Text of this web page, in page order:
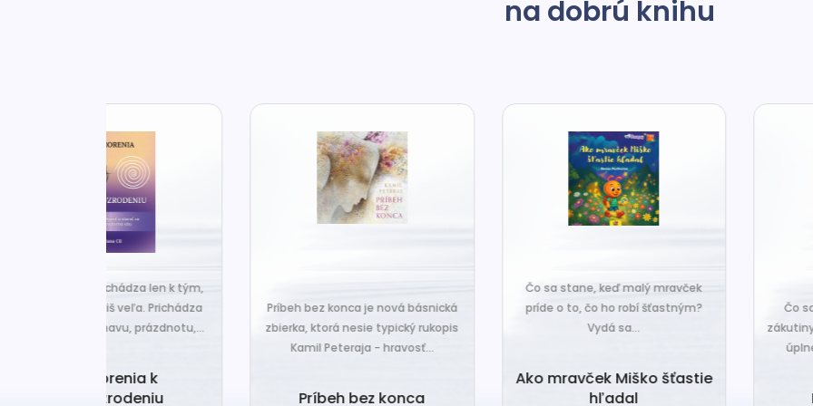
na dobrú knihu
Príbeh bez konca je nová básnická
zbierka, ktorá nesie typický rukopis
Kamil Peteraja - hravosť...
Čo sa stane, keď malý mravček
príde o to, čo ho robí šťastným?
Vydá sa...
Ako mravček Miško šťastie
Čo sa stane, keď sa do
zákutiny škriatkov prisťahuje
úplne nový? Babka